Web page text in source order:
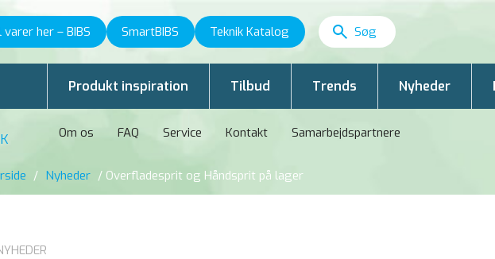
varer her – BIBS SmartBIBS Teknik Katalog
Om os FAQ Service Kontakt Samarbejdspartnere
Produkt inspiration Tilbud Trends Nyheder
/ Nyheder / Overfladesprit og Håndsprit på lager